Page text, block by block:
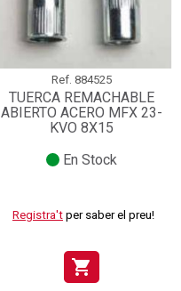
Ref. 884525
TUERCA REMACHABLE
ABIERTO ACERO MFX 23-
KVO 8X15
En Stock
Registra't per saber el preu!
shopping_cart